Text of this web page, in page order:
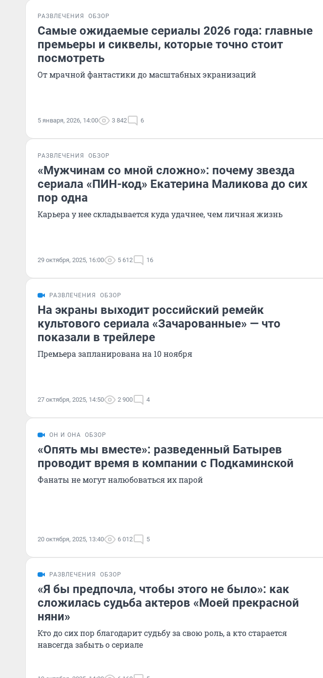
РАЗВЛЕЧЕНИЯ ОБЗОР
Самые ожидаемые сериалы 2026 года: главные
премьеры и сиквелы, которые точно стоит
посмотреть
От мрачной фантастики до масштабных экранизаций
5 января, 2026, 14:00 3 842 6
РАЗВЛЕЧЕНИЯ ОБЗОР
«Мужчинам со мной сложно»: почему звезда
сериала «ПИН-код» Екатерина Маликова до сих
пор одна
Карьера у нее складывается куда удачнее, чем личная жизнь
29 октября, 2025, 16:00 5 612 16
РАЗВЛЕЧЕНИЯ ОБЗОР
На экраны выходит российский ремейк
культового сериала «Зачарованные» — что
показали в трейлере
Премьера запланирована на 10 ноября
27 октября, 2025, 14:50 2 900 4
ОН И ОНА ОБЗОР
«Опять мы вместе»: разведенный Батырев
проводит время в компании с Подкаминской
Фанаты не могут налюбоваться их парой
20 октября, 2025, 13:40 6 012 5
РАЗВЛЕЧЕНИЯ ОБЗОР
«Я бы предпочла, чтобы этого не было»: как
сложилась судьба актеров «Моей прекрасной
няни»
Кто до сих пор благодарит судьбу за свою роль, а кто старается
навсегда забыть о сериале